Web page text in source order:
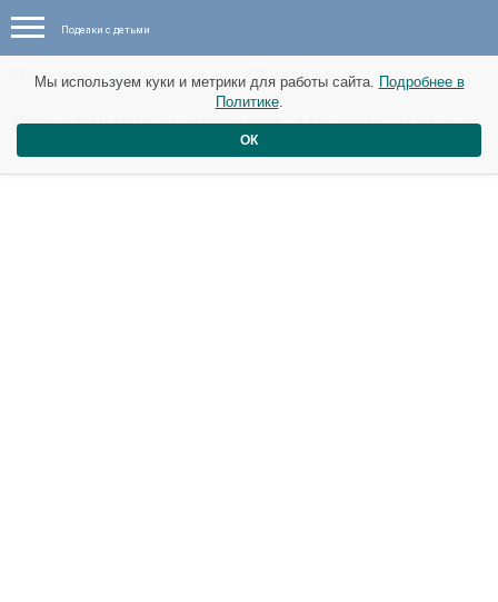
Поделки с детьми
Поделки с детьми - идеи - 17 декабря
Звездочки снежинки. мастер-класс.
Мы используем куки и метрики для работы сайта. Подробнее в
Политике.
ОК